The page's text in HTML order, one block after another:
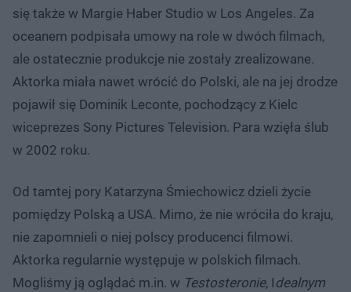
się także w Margie Haber Studio w Los Angeles. Za
oceanem podpisała umowy na role w dwóch filmach,
ale ostatecznie produkcje nie zostały zrealizowane.
Aktorka miała nawet wrócić do Polski, ale na jej drodze
pojawił się Dominik Leconte, pochodzący z Kielc
wiceprezes Sony Pictures Television. Para wzięła ślub
w 2002 roku.
Od tamtej pory Katarzyna Śmiechowicz dzieli życie
pomiędzy Polską a USA. Mimo, że nie wróciła do kraju,
nie zapomnieli o niej polscy producenci filmowi.
Aktorka regularnie występuje w polskich filmach.
Mogliśmy ją oglądać m.in. w Testosteronie, I dealnym